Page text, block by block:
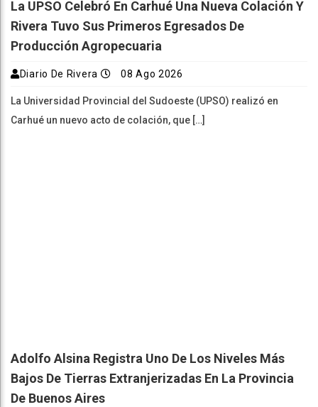
La UPSO Celebró En Carhué Una Nueva Colación Y
Rivera Tuvo Sus Primeros Egresados De
Producción Agropecuaria
Diario De Rivera 08 Ago 2026
La Universidad Provincial del Sudoeste (UPSO) realizó en
Carhué un nuevo acto de colación, que […]
Adolfo Alsina Registra Uno De Los Niveles Más
Bajos De Tierras Extranjerizadas En La Provincia
De Buenos Aires